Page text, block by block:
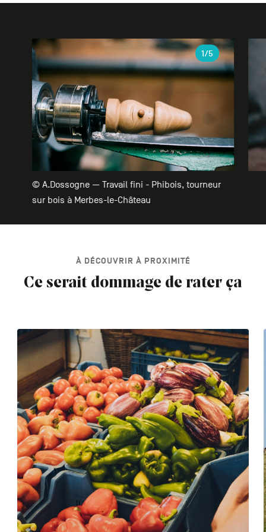
Galerie
© A.Dossogne — Travail fini - Phibois, tourneur
sur bois à Merbes-le-Château
1/5
À DÉCOUVRIR À PROXIMITÉ
Ce serait dommage de rater ça